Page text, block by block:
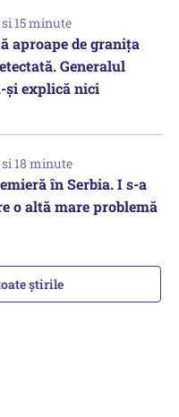
15 minute
aproape de granița
Generalul
și explică nici
18 minute
în Serbia. I s-a
o altă mare problemă
știrile